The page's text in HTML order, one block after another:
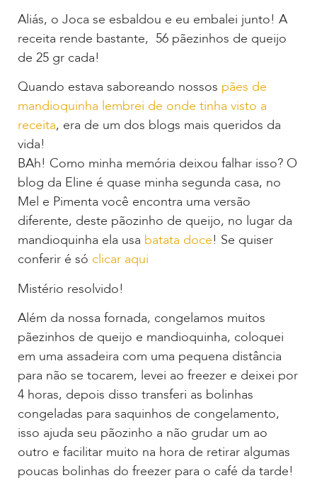
Aliás, o Joca se esbaldou e eu embalei junto! A
receita rende bastante, 56 pãezinhos de queijo
de 25 gr cada!
Quando estava saboreando nossos pães de
mandioquinha lembrei de onde tinha visto a
receita, era de um dos blogs mais queridos da
vida!
BAh! Como minha memória deixou falhar isso? O
blog da Eline é quase minha segunda casa, no
Mel e Pimenta você encontra uma versão
diferente, deste pãozinho de queijo, no lugar da
mandioquinha ela usa batata doce! Se quiser
conferir é só clicar aqui
Mistério resolvido!
Além da nossa fornada, congelamos muitos
pãezinhos de queijo e mandioquinha, coloquei
em uma assadeira com uma pequena distância
para não se tocarem, levei ao freezer e deixei por
4 horas, depois disso transferi as bolinhas
congeladas para saquinhos de congelamento,
isso ajuda seu pãozinho a não grudar um ao
outro e facilitar muito na hora de retirar algumas
poucas bolinhas do freezer para o café da tarde!